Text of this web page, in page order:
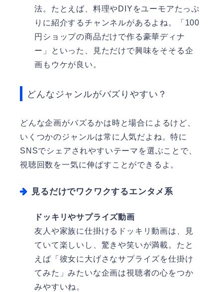
法。たとえば、料理やDIYをユーモアたっぷ
りに紹介するチャンネルがあるよね。「100
円ショップの商品だけで作る豪華ディナ
ー」といった、見ただけで興味をそそる企
画もウケが良い。
どんなジャンルがバズりやすい？
どんな企画がバズるかは時と場合によるけど、
いくつかのジャンルは常に人気だよね。特に
SNSでシェアされやすいテーマを選ぶことで、
視聴回数を一気に伸ばすことができるよ。
見るだけでワクワクするエンタメ系
ドッキリやサプライズ動画
友人や家族に仕掛けるドッキリ動画は、見
ていて楽しいし、驚きや笑いが満載。たと
えば「彼女に大げさなサプライズを仕掛け
てみた」みたいな企画は視聴者の心をつか
みやすいね。